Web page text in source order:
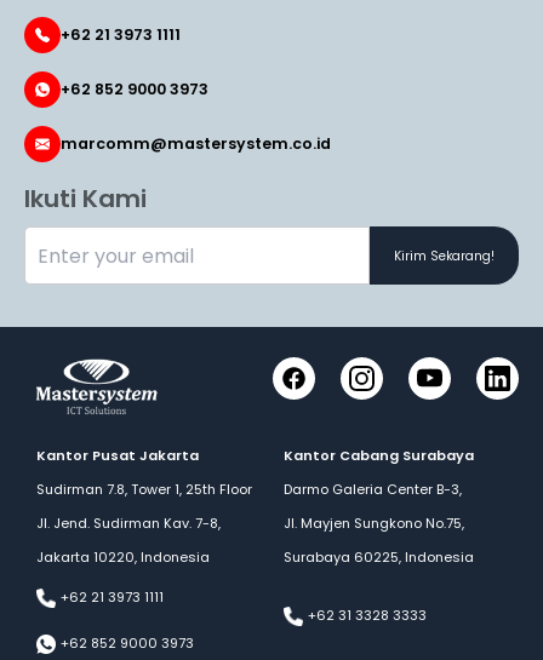
+62 21 3973 1111
+62 852 9000 3973
marcomm@mastersystem.co.id
Ikuti Kami
Kirim Sekarang!
FacebookInstagramYouTube
Kantor Pusat Jakarta
Sudirman 7.8, Tower 1, 25th Floor
Jl. Jend. Sudirman Kav. 7-8,
Jakarta 10220, Indonesia
+62 21 3973 1111
+62 852 9000 3973
Kantor Cabang Surabaya
Darmo Galeria Center B-3,
Jl. Mayjen Sungkono No.75,
Surabaya 60225, Indonesia
+62 31 3328 3333